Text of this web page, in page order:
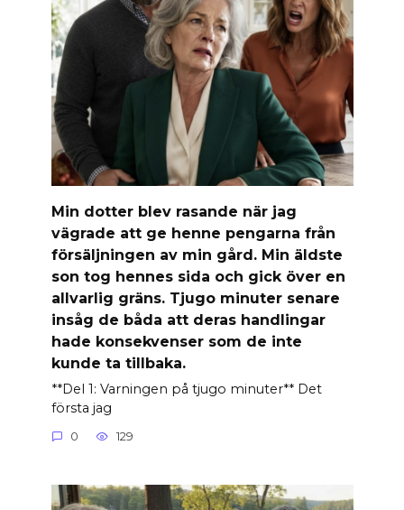
Min dotter blev rasande när jag
vägrade att ge henne pengarna från
försäljningen av min gård. Min äldste
son tog hennes sida och gick över en
allvarlig gräns. Tjugo minuter senare
insåg de båda att deras handlingar
hade konsekvenser som de inte
kunde ta tillbaka.
**Del 1: Varningen på tjugo minuter** Det
första jag
0 129